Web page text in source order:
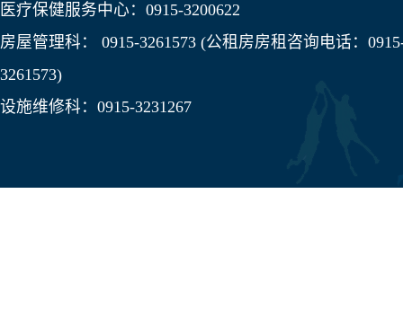
医疗保健服务中心：0915-3200622
房屋管理科： 0915-3261573 (公租房房租咨询电话：
3261573)
设施维修科：0915-3231267